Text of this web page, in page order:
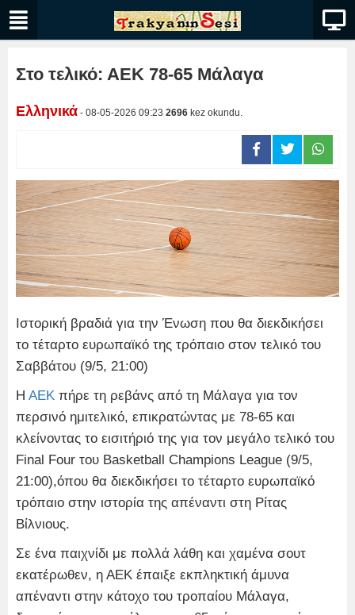
Στο τελικό: ΑΕΚ 78-65 Μάλαγα
Ελληνικά - 08-05-2026 09:23 2696 kez okundu.
Ιστορική βραδιά για την Ένωση που θα διεκδικήσει
το τέταρτο ευρωπαϊκό της τρόπαιο στον τελικό του
Σαββάτου (9/5, 21:00)
Η ΑΕΚ πήρε τη ρεβάνς από τη Μάλαγα για τον
περσινό ημιτελικό, επικρατώντας με 78-65 και
κλείνοντας το εισιτήριό της για τον μεγάλο τελικό του
Final Four του Basketball Champions League (9/5,
21:00),όπου θα διεκδικήσει το τέταρτο ευρωπαϊκό
τρόπαιο στην ιστορία της απέναντι στη Ρίτας
Βίλνιους.
Σε ένα παιχνίδι με πολλά λάθη και χαμένα σουτ
εκατέρωθεν, η ΑΕΚ έπαιξε εκπληκτική άμυνα
απέναντι στην κάτοχο του τροπαίου Μάλαγα,